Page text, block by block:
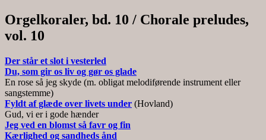
Orgelkoraler, bd. 10 / Chorale preludes,
vol. 10
Der står et slot i vesterled
Du, som gir os liv og gør os glade
En rose så jeg skyde (m. obligat melodiførende instrument eller
sangstemme)
Fyldt af glæde over livets under (Hovland)
Gud, vi er i gode hænder
Jeg ved en blomst så favr og fin
Kærlighed og sandheds ånd